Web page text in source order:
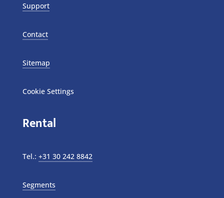
Support
Contact
Sitemap
Cookie Settings
Rental
Tel.: +31 30 242 8842
Segments